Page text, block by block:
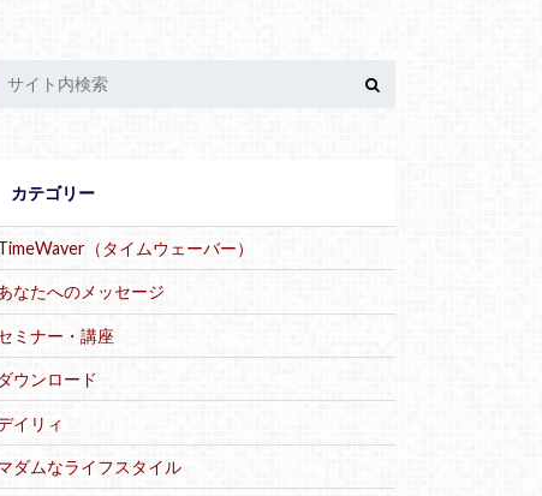
カテゴリー
（タイムウェーバー）
なたへのメッセージ
ミナー・講座
ダウンロード
イリィ
ダムなライフスタイル